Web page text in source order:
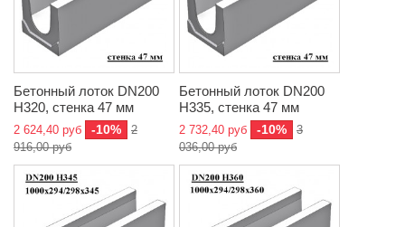
Бетонный лоток DN200
H320, стенка 47 мм
2 624,40 руб -10%
2
916,00 руб
Бетонный лоток DN200
H335, стенка 47 мм
2 732,40 руб -10%
3
036,00 руб